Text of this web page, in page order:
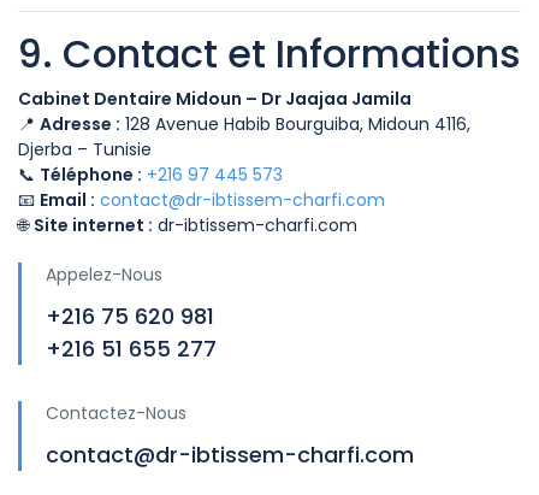
9. Contact et Informations
Cabinet Dentaire Midoun – Dr Jaajaa Jamila
📍 Adresse : 128 Avenue Habib Bourguiba, Midoun 4116,
Djerba – Tunisie
📞 Téléphone : +216 97 445 573
📧 Email : contact@dr-ibtissem-charfi.com
🌐 Site internet : dr-ibtissem-charfi.com
Appelez-Nous
+216 75 620 981
+216 51 655 277
Contactez-Nous
contact@dr-ibtissem-charfi.com